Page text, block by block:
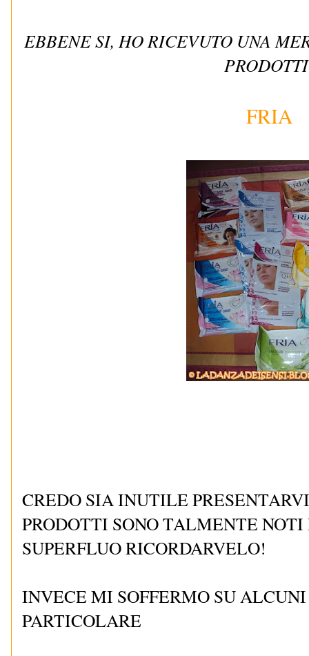
EBBENE SI, HO RICEVUTO UNA
FRIA
CREDO SIA INUTILE
PRODOTTI SONO TALMENTE
SUPERFLUO RICORDARVELO!
INVECE MI SOFFERMO SU
PARTICOLARE